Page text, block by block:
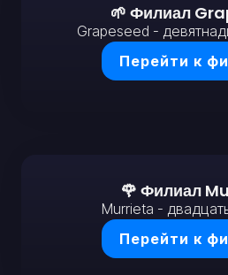
🌱 Филиал
Grapeseed -
Перейти к
🌹 Филиал
Murrieta -
Перейти к